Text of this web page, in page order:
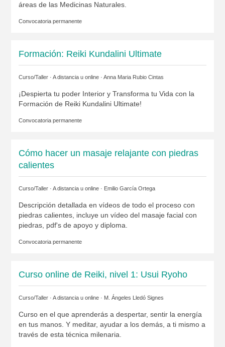
áreas de las Medicinas Naturales.
Convocatoria permanente
Formación: Reiki Kundalini Ultimate
Curso/Taller · A distancia u online · Anna Maria Rubio Cintas
¡Despierta tu poder Interior y Transforma tu Vida con la
Formación de Reiki Kundalini Ultimate!
Convocatoria permanente
Cómo hacer un masaje relajante con piedras
calientes
Curso/Taller · A distancia u online · Emilio García Ortega
Descripción detallada en vídeos de todo el proceso con
piedras calientes, incluye un vídeo del masaje facial con
piedras, pdf's de apoyo y diploma.
Convocatoria permanente
Curso online de Reiki, nivel 1: Usui Ryoho
Curso/Taller · A distancia u online · M. Ángeles Lledó Signes
Curso en el que aprenderás a despertar, sentir la energía
en tus manos. Y meditar, ayudar a los demás, a ti mismo a
través de esta técnica milenaria.